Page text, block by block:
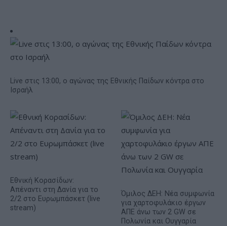
Live στις 13:00, ο αγώνας της Εθνικής Παίδων κόντρα στο
Ισραήλ
Εθνική Κορασίδων:
Απέναντι στη Δανία για το
2/2 στο Ευρωμπάσκετ (live
stream)
Όμιλος ΔΕΗ: Νέα συμφωνία
για χαρτοφυλάκιο έργων
ΑΠΕ άνω των 2 GW σε
Πολωνία και Ουγγαρία